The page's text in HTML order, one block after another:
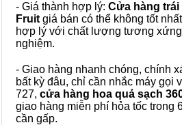
- Giá thành hợp lý: Cửa hàng trái
Fruit giá bán có thể không tốt
hợp lý với chất lượng tương
nghiệm.
- Giao hàng nhanh chóng, chính
bất kỳ đâu, chỉ cần nhắc máy gọi
727, cửa hàng hoa quả sạch
giao hàng miễn phí hỏa tốc trong
cần gấp.